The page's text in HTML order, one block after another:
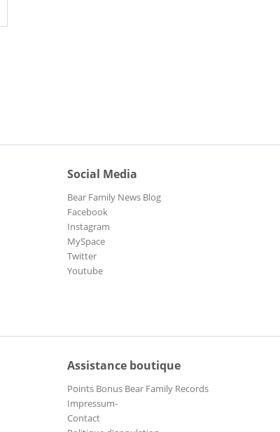
Social Media
Bear Family News Blog
Facebook
Instagram
MySpace
Twitter
Youtube
Assistance boutique
Points Bonus Bear Family Records
Impressum-
Contact